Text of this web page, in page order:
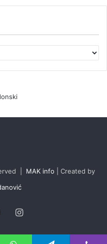
| MAK info | Created by
Instagram